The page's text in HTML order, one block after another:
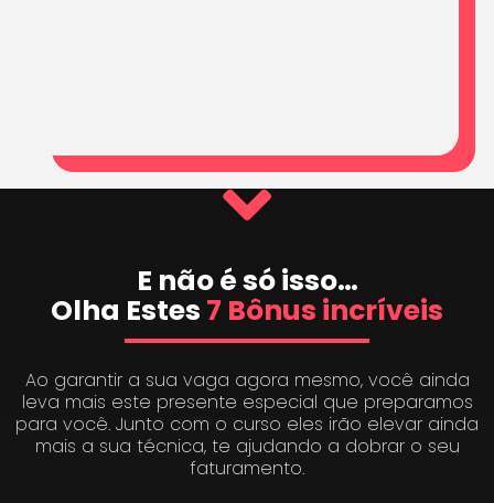
E não é só isso…
Olha Estes 7 Bônus incríveis
Ao garantir a sua vaga agora mesmo, você ainda
leva mais este presente especial que preparamos
para você. Junto com o curso eles irão elevar ainda
mais a sua técnica, te ajudando a dobrar o seu
faturamento.